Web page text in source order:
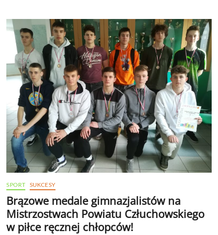
SPORT SUKCESY
Brązowe medale gimnazjalistów na
Mistrzostwach Powiatu Człuchowskiego
w piłce ręcznej chłopców!